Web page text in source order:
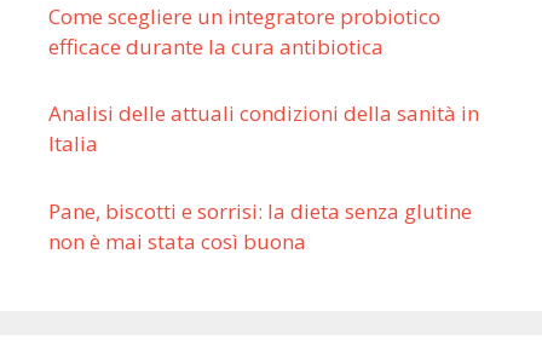
Come scegliere un integratore probiotico
efficace durante la cura antibiotica
Analisi delle attuali condizioni della sanità in
Italia
Pane, biscotti e sorrisi: la dieta senza glutine
non è mai stata così buona